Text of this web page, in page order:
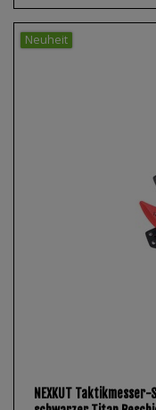
Neuheit
NEXKUT